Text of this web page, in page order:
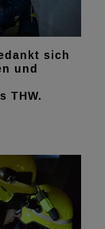
sich
und
THW.